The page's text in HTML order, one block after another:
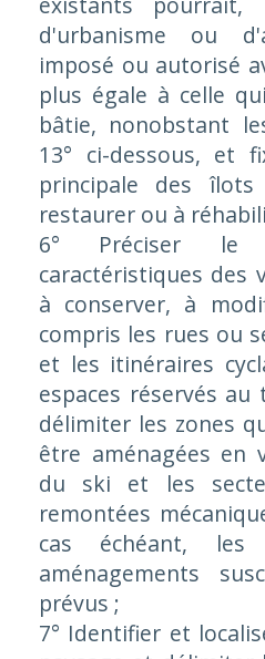
d'urbanisme ou
imposé ou autorisé
plus égale à celle
bâtie, nonobstant
13° ci-dessous, et
principale des
restaurer ou à
6° Préciser
caractéristiques des
à conserver, à
compris les rues ou
et les itinéraires
espaces réservés
délimiter les zones
être aménagées en
du ski et les
remontées
cas échéant, les
aménagements
prévus ;
7° Identifier et